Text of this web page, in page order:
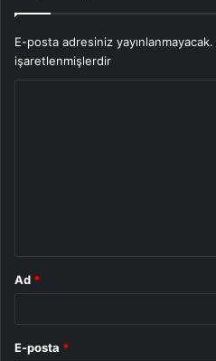
E-posta adresiniz yayınlanmayacak.
işaretlenmişlerdir
Ad *
E-posta *